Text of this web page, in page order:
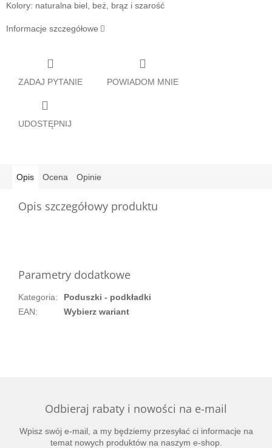
Kolory: naturalna biel, beż, brąz i szarość
Informacje szczegółowe
ZADAJ PYTANIE POWIADOM MNIE
UDOSTĘPNIJ
Opis Ocena Opinie
Opis szczegółowy produktu
Parametry dodatkowe
Kategoria:
Poduszki - podkładki
EAN: Wybierz wariant
Odbieraj rabaty i nowości na e-mail
Wpisz swój e-mail, a my będziemy przesyłać ci informacje na
temat nowych produktów na naszym e-shop.